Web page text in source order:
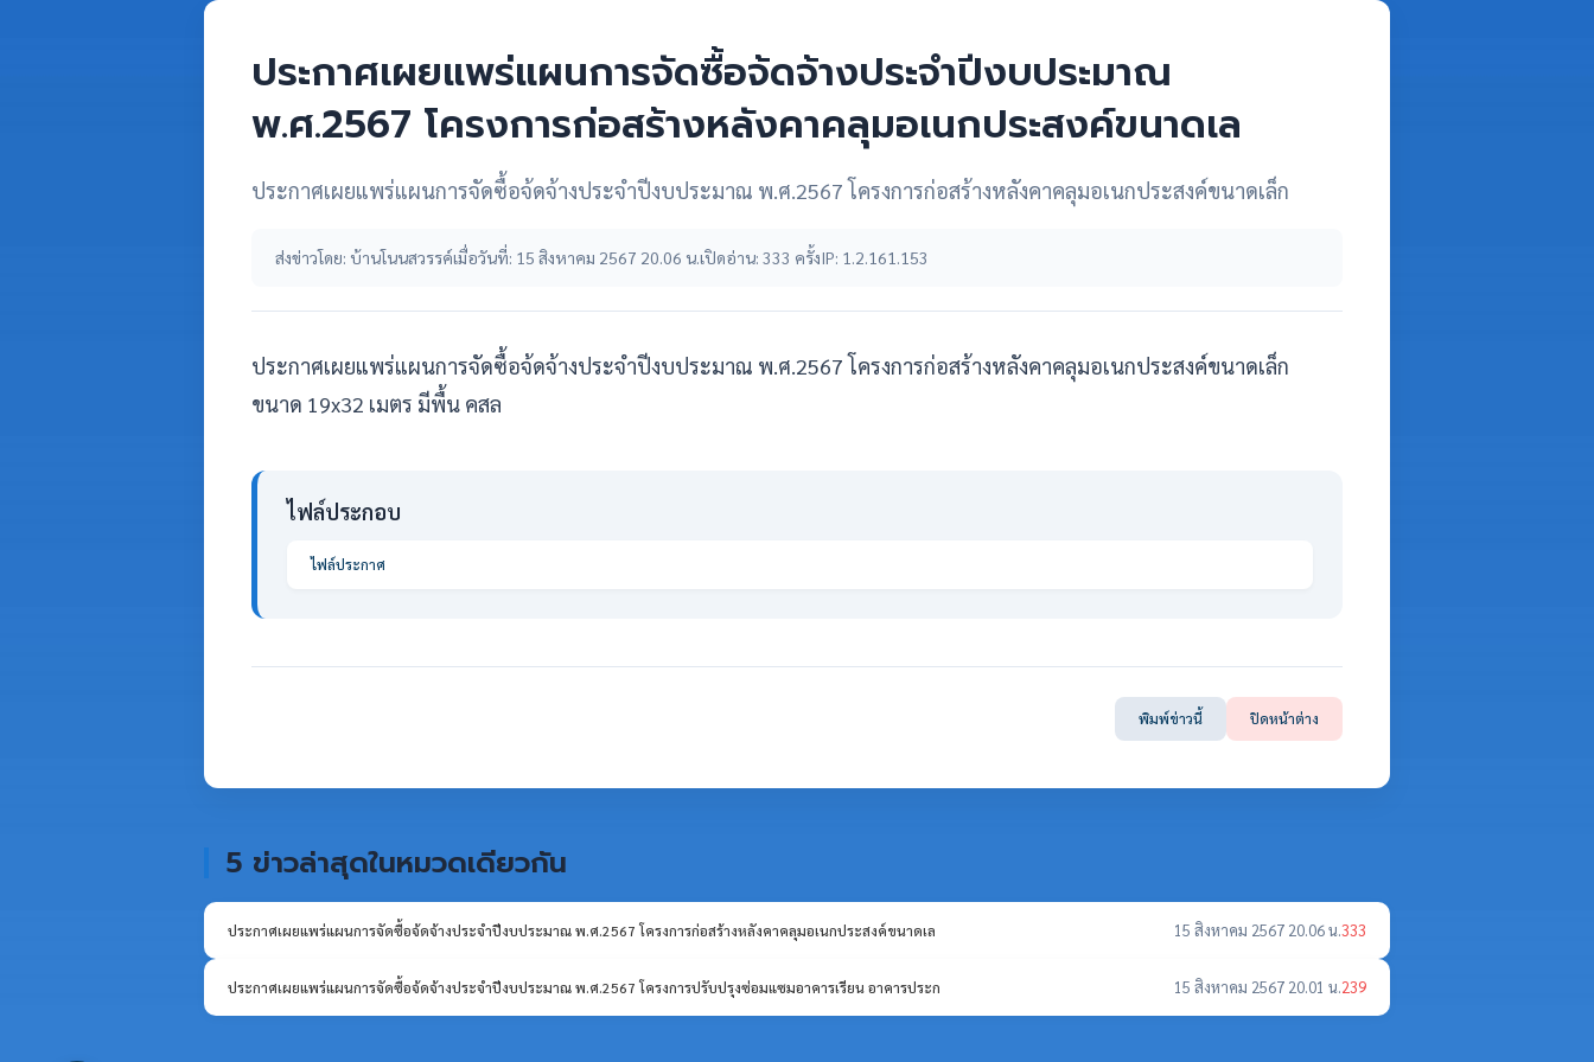
ประกาศเผยแพร่แผนการจัดซื้อจ้ดจ้างประจำปีงบประมาณ
พ.ศ.2567 โครงการก่อสร้างหลังคาคลุมอเนกประสงค์ขนาดเล
ประกาศเผยแพร่แผนการจัดซื้อจ้ดจ้างประจำปีงบประมาณ พ.ศ.2567 โครงการก่อสร้างหลังคาคลุมอเนกประสงค์ขนาดเล็ก
ส่งข่าวโดย: บ้านโนนสวรรค์เมื่อวันที่: 15 สิงหาคม 2567 20.06 น.เปิดอ่าน: 333 ครั้งIP: 1.2.161.153
ประกาศเผยแพร่แผนการจัดซื้อจ้ดจ้างประจำปีงบประมาณ พ.ศ.2567 โครงการก่อสร้างหลังคาคลุมอเนกประสงค์ขนาดเล็ก
ขนาด 19x32 เมตร มีพื้น คสล
ไฟล์ประกอบ
ไฟล์ประกาศ
พิมพ์ข่าวนี้ ปิดหน้าต่าง
5 ข่าวล่าสุดในหมวดเดียวกัน
ประกาศเผยแพร่แผนการจัดซื้อจ้ดจ้างประจำปีงบประมาณ พ.ศ.2567 โครงการก่อสร้างหลังคาคลุมอเนกประสงค์ขนาดเล 15 สิงหาคม 2567 20.06 น.333
ประกาศเผยแพร่แผนการจัดซื้อจ้ดจ้างประจำปีงบประมาณ พ.ศ.2567 โครงการปรับปรุงซ่อมแซมอาคารเรียน อาคารประก 15 สิงหาคม 2567 20.01 น.239